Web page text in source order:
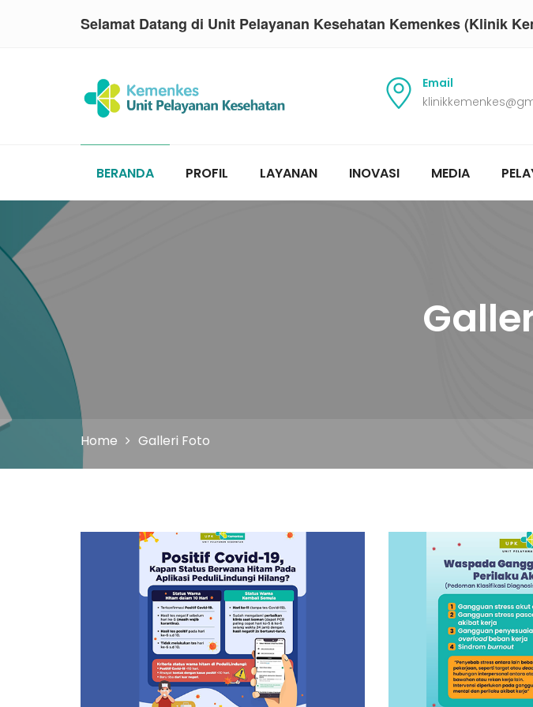
Selamat Datang di Unit Pelayanan Kesehatan Kemenkes (Klinik
Email
BERANDA PROFIL LAYANAN INOVASI MEDIA
Home Galleri Foto